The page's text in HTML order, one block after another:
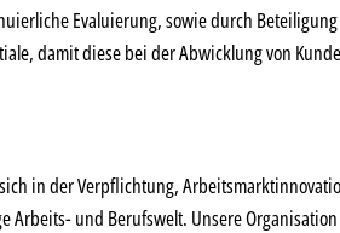
Evaluierung, sowie durch
damit diese bei der Abwicklung von
in der Verpflichtung,
und Berufswelt. Unsere